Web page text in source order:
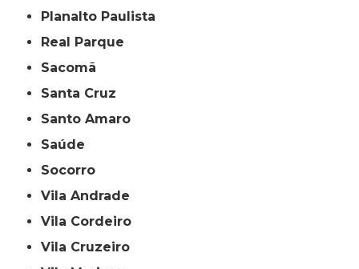
Planalto Paulista
Real Parque
Sacomã
Santa Cruz
Santo Amaro
Saúde
Socorro
Vila Andrade
Vila Cordeiro
Vila Cruzeiro